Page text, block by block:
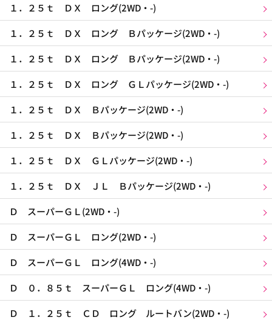
１．２５ｔ ＤＸ ロング(2WD・-)
１．２５ｔ ＤＸ ロング Ｂパッケージ(2WD・-)
１．２５ｔ ＤＸ ロング Ｂパッケージ(2WD・-)
１．２５ｔ ＤＸ ロング ＧＬパッケージ(2WD・-)
１．２５ｔ ＤＸ Ｂパッケージ(2WD・-)
１．２５ｔ ＤＸ Ｂパッケージ(2WD・-)
１．２５ｔ ＤＸ ＧＬパッケージ(2WD・-)
１．２５ｔ ＤＸ ＪＬ Ｂパッケージ(2WD・-)
Ｄ スーパーＧＬ(2WD・-)
Ｄ スーパーＧＬ ロング(2WD・-)
Ｄ スーパーＧＬ ロング(4WD・-)
Ｄ ０．８５ｔ スーパーＧＬ ロング(4WD・-)
Ｄ １．２５ｔ ＣＤ ロング ルートバン(2WD・-)